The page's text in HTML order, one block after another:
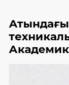
Атындағы